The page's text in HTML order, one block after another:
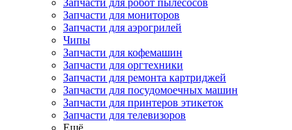
Запчасти для робот пылесосов
Запчасти для мониторов
Запчасти для аэрогрилей
Чипы
Запчасти для кофемашин
Запчасти для оргтехники
Запчасти для ремонта картриджей
Запчасти для посудомоечных машин
Запчасти для принтеров этикеток
Запчасти для телевизоров
Ещё